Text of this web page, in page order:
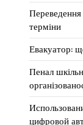
Переведення
терміни
Евакуатор:
Пенал
цифровой